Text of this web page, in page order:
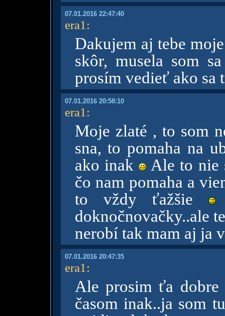
07.01.2016 22:47:40
era1 :
Dakujem aj tebe
skôr, musela som
prosím vedieť ako sa
07.01.2016 20:58:10
era1 :
Moje zlaté , to som
sna, to pomaha na
ako inak
Ale to nie
čo nam pomaha a
to vždy ťažšie
doknočnovačky..ale
nerobí tak mam aj ja
07.01.2016 20:47:35
era1 :
Ale prosim ťa
časom inak..ja som